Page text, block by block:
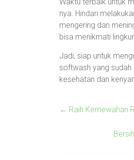
nya. Hindari
mengering dan
bisa menikmati
Jadi, siap untuk
softwash yang sudah
kesehatan dan
← Raih Kemewahan